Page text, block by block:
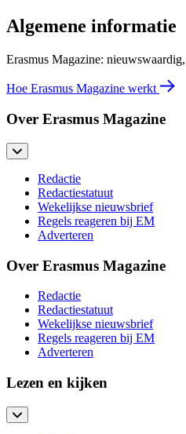
Algemene informatie
Erasmus Magazine:
Hoe Erasmus Magazine werkt
Over Erasmus Magazine
Redactie
Redactiestatuut
Wekelijkse nieuwsbrief
Regels reageren bij EM
Adverteren
Over Erasmus Magazine
Redactie
Redactiestatuut
Wekelijkse nieuwsbrief
Regels reageren bij EM
Adverteren
Lezen en kijken